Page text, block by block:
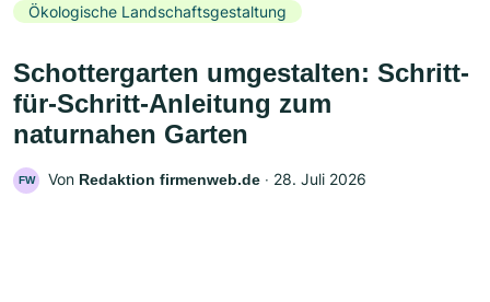
Ökologische Landschaftsgestaltung
Schottergarten umgestalten: Schritt-
für-Schritt-Anleitung zum
naturnahen Garten
FW Von Redaktion firmenweb.de ‧ 28. Juli 2026